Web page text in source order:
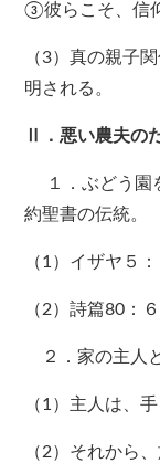
③彼らこそ、信
（3）真の親子
明される。
Ⅱ．悪い農夫の
１．ぶどう園
約聖書の伝統。
（1）イザヤ５
（2）詩篇80：
２．家の主人
（1）主人は、
（2）それから